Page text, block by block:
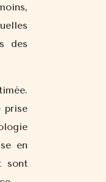
des
prise
en
sont